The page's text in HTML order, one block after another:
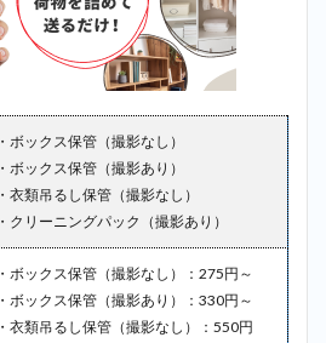
・ボックス保管（撮影なし）
・ボックス保管（撮影あり）
・衣類吊るし保管（撮影なし）
・クリーニングパック（撮影あり）
・ボックス保管（撮影なし）：275円～
・ボックス保管（撮影あり）：330円～
・衣類吊るし保管（撮影なし）：550円